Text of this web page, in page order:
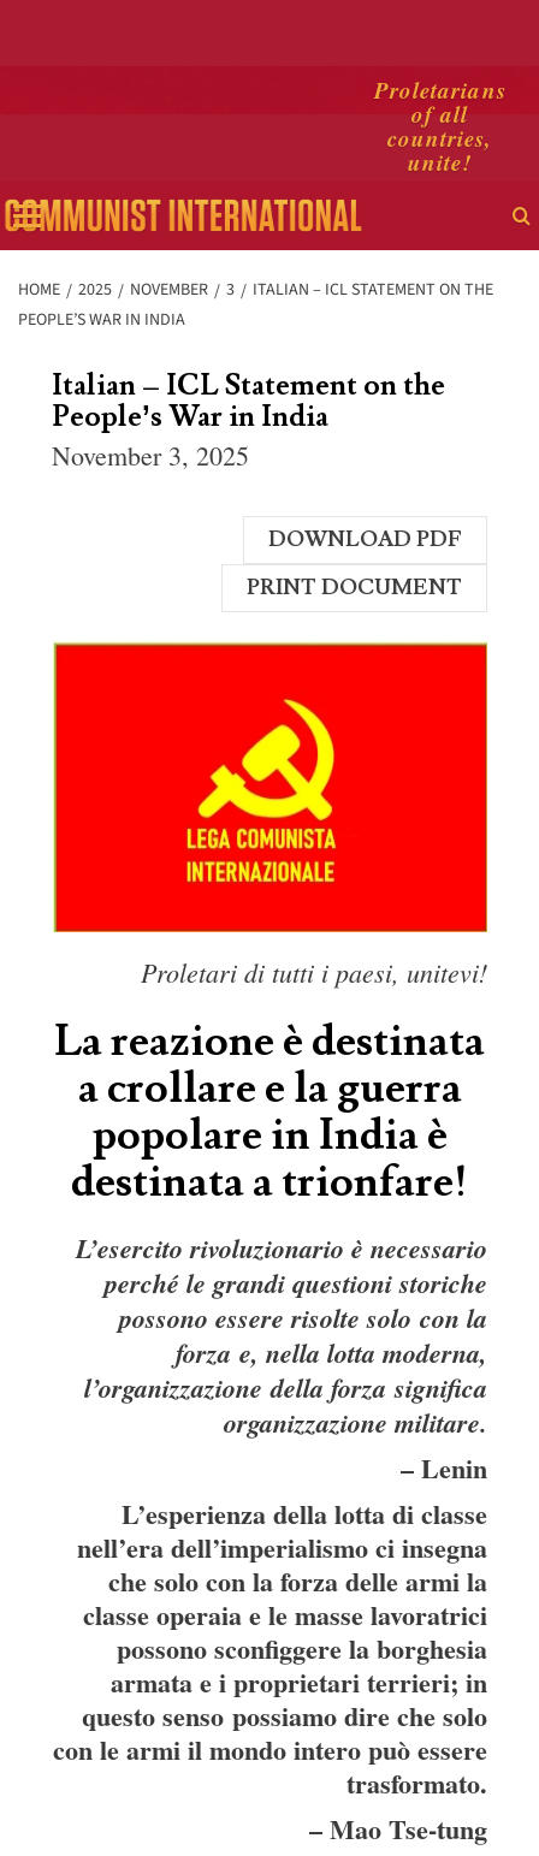
Proletarians
of all
countries,
unite!
Primary
Menu
HOME 2025 NOVEMBER 3
ITALIAN – ICL STATEMENT ON THE
PEOPLE’S WAR IN INDIA
Italian – ICL Statement on the
People’s War in India
November 3, 2025
DOWNLOAD PDF
PRINT DOCUMENT
Proletari di tutti i paesi, unitevi!
La reazione è destinata
a crollare e la guerra
popolare in India è
destinata a trionfare!
L’esercito rivoluzionario è necessario
perché le grandi questioni storiche
possono essere risolte solo con la
forza e, nella lotta moderna,
l’organizzazione della forza significa
organizzazione militare.
– Lenin
L’esperienza della lotta di classe
nell’era dell’imperialismo ci insegna
che solo con la forza delle armi la
classe operaia e le masse lavoratrici
possono sconfiggere la borghesia
armata e i proprietari terrieri; in
questo senso possiamo dire che solo
con le armi il mondo intero può essere
trasformato.
– Mao Tse-tung